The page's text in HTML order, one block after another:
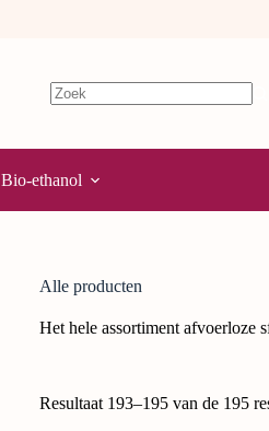
Bio-ethanol
Alle producten
Het hele assortiment afvoerloze
Resultaat 193–195 van de 195